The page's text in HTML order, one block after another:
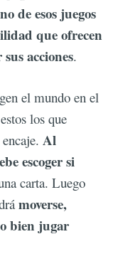
de esos juegos
que ofrecen
acciones.
el mundo en el
los que
Al
escoger si
carta. Luego
moverse,
bien jugar